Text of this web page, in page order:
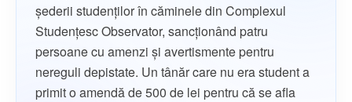
șederii studenților în căminele din Complexul
Studențesc Observator, sancționând patru
persoane cu amenzi și avertismente pentru
nereguli depistate. Un tânăr care nu era student a
primit o amendă de 500 de lei pentru că se afla